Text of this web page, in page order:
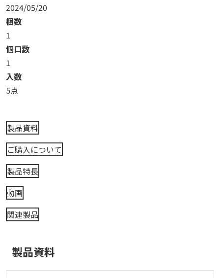
2024/05/20
梱数
1
個口数
1
入数
5点
製品資料
ご購入について
製品特長
動画
関連製品
製品資料